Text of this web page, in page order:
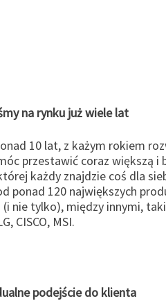
na rynku już wiele lat
10 lat, z każym rokiem
przestawić coraz większą i
każdy znajdzie coś dla
ponad 120 największych
nie tylko), między innymi,
CISCO, MSI.
podejście do klienta